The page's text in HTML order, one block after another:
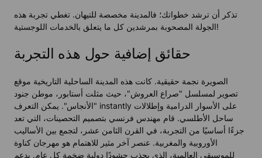
تذكر أن ترشد خطواتك؛ فالمدينة مخصصة للتيهان. تغطي تجربة هذه
الجولة المصحوبة بمرشدين كل ما يتعلق بالخدمات اللوجستية!
حقائق إضافية حول هذه التجربة
الصويرة نجمة حقيقية. كانت هذه المدينة الساحلية التاريخية موقع
تصوير لمسلسل "صراع العروش"، حيث مثلت أستابور، موطن جنود
"الأنجاس". يمكن التعرف instantly على الأسوار الدرامية وإطلالات
ساحل الأطلسي. قام مهندس فرنسي بتصميم التحصينات، التي تعد
جزءًا أساسيًا من التجربة، في القرن الثامن عشر، لتجمع بين الأساليب
الأوروبية والمغربية. عنصر آخر مثير للاهتمام هو مهرجان كناوة
للموسيقى العالمية، الذي يجذب حشودًا دولية ضخمة كل عام. يدعم